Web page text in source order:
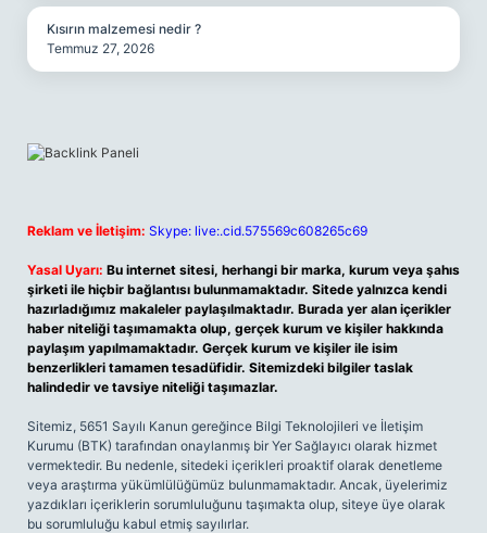
Kısırın malzemesi nedir ?
Temmuz 27, 2026
Reklam ve İletişim: Skype: live:.cid.575569c608265c69
Yasal Uyarı: Bu internet sitesi, herhangi bir marka, kurum veya şahıs
şirketi ile hiçbir bağlantısı bulunmamaktadır. Sitede yalnızca kendi
hazırladığımız makaleler paylaşılmaktadır. Burada yer alan içerikler
haber niteliği taşımamakta olup, gerçek kurum ve kişiler hakkında
paylaşım yapılmamaktadır. Gerçek kurum ve kişiler ile isim
benzerlikleri tamamen tesadüfidir. Sitemizdeki bilgiler taslak
halindedir ve tavsiye niteliği taşımazlar.
Sitemiz, 5651 Sayılı Kanun gereğince Bilgi Teknolojileri ve İletişim
Kurumu (BTK) tarafından onaylanmış bir Yer Sağlayıcı olarak hizmet
vermektedir. Bu nedenle, sitedeki içerikleri proaktif olarak denetleme
veya araştırma yükümlülüğümüz bulunmamaktadır. Ancak, üyelerimiz
yazdıkları içeriklerin sorumluluğunu taşımakta olup, siteye üye olarak
bu sorumluluğu kabul etmiş sayılırlar.